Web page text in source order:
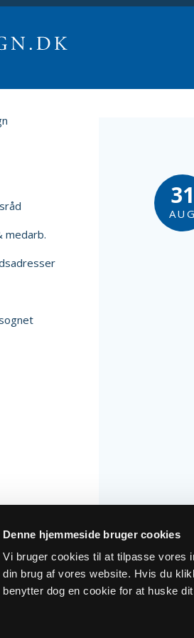
Denne hjemmeside bruger cookies
Vi bruger cookies til at tilpasse vores
din brug af vores website. Hvis du
benytter dog en cookie for at huske
31
AUG